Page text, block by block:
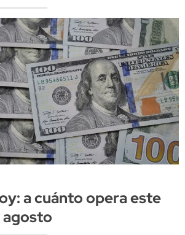
a cuánto opera este
agosto